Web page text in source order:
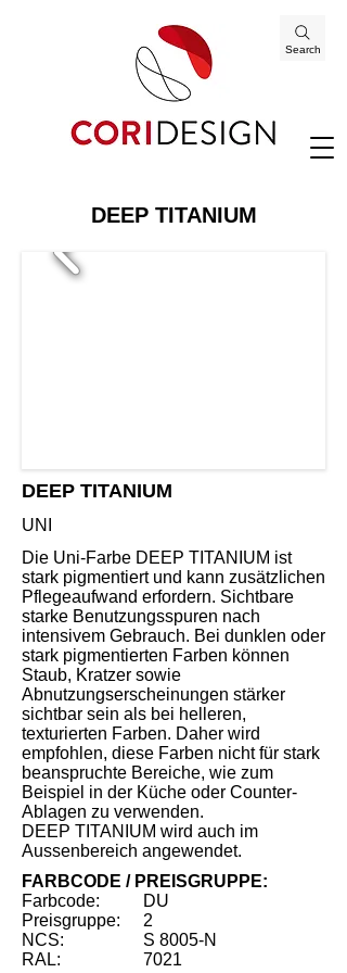
Search
DEEP TITANIUM
DEEP TITANIUM
UNI
Die Uni-Farbe DEEP TITANIUM ist
stark pigmentiert und kann zusätzlichen
Pflegeaufwand erfordern. Sichtbare
starke Benutzungsspuren nach
intensivem Gebrauch. Bei dunklen oder
stark pigmentierten Farben können
Staub, Kratzer sowie
Abnutzungserscheinungen stärker
sichtbar sein als bei helleren,
texturierten Farben. Daher wird
empfohlen, diese Farben nicht für stark
beanspruchte Bereiche, wie zum
Beispiel in der Küche oder Counter-
Ablagen zu verwenden.
DEEP TITANIUM wird auch im
Aussenbereich angewendet.
FARBCODE / PREISGRUPPE:
Farbcode:
Preisgruppe:
NCS:
RAL:
DU
2
S 8005-N
7021